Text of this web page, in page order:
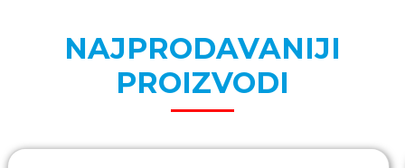
NAJPRODAVANIJI
PROIZVODI